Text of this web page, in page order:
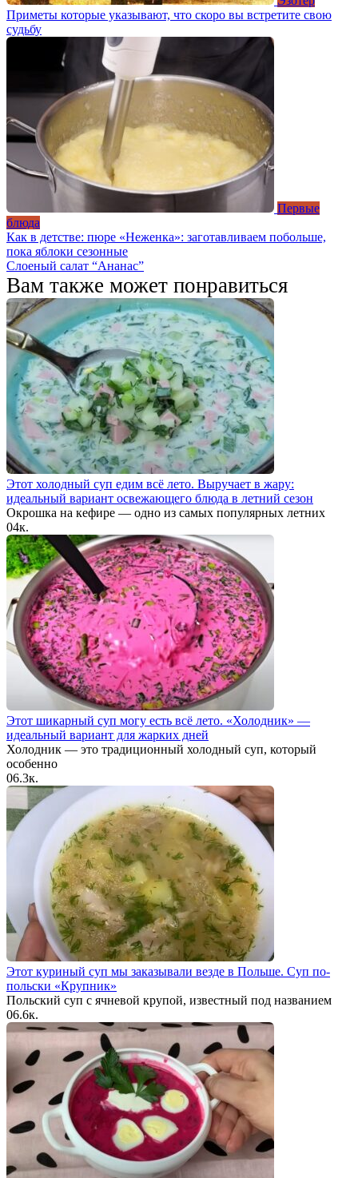
Приметы которые указывают, что скоро вы встретите свою
судьбу
Первые
блюда
Как в детстве: пюре «Неженка»: заготавливаем побольше,
пока яблоки сезонные
Слоеный салат “Ананас”
Вам также может понравиться
Этот холодный суп едим всё лето. Выручает в жару:
идеальный вариант освежающего блюда в летний сезон
Окрошка на кефире — одно из самых популярных летних
04к.
Этот шикарный суп могу есть всё лето. «Холодник» —
идеальный вариант для жарких дней
Холодник — это традиционный холодный суп, который
особенно
06.3к.
Этот куриный суп мы заказывали везде в Польше. Суп по-
польски «Крупник»
Польский суп с ячневой крупой, известный под названием
06.6к.